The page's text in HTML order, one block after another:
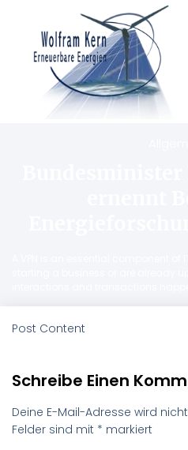
Post Content
Schreibe Einen
Deine E-Mail-Adresse wird
Felder sind mit * markiert